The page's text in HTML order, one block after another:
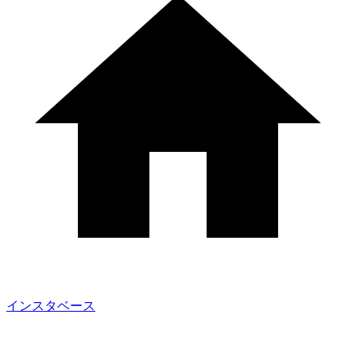
インスタベース